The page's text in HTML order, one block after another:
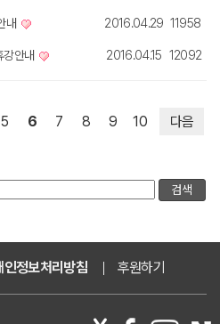
내 2016.04.29 11958
강안내 2016.04.15 12092
5 6 7 8 9 10 다음
인정보처리방침 후원하기